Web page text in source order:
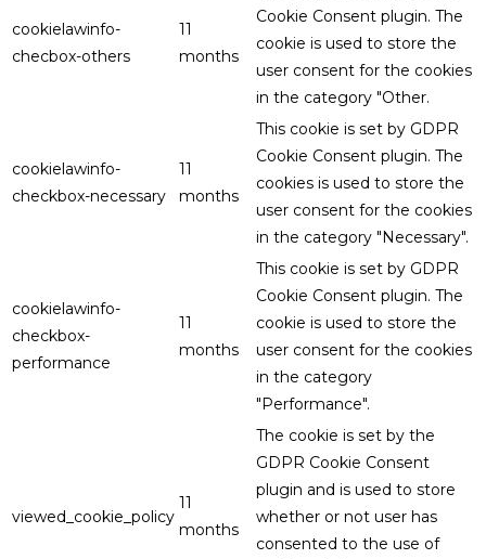
cookielawinfo-
checbox-others
11
months
Cookie Consent plugin. The
cookie is used to store the
user consent for the cookies
in the category "Other.
cookielawinfo-
checkbox-necessary
11
months
This cookie is set by GDPR
Cookie Consent plugin. The
cookies is used to store the
user consent for the cookies
in the category "Necessary".
cookielawinfo-
checkbox-
performance
11
months
This cookie is set by GDPR
Cookie Consent plugin. The
cookie is used to store the
user consent for the cookies
in the category
"Performance".
viewed_cookie_policy
11
months
The cookie is set by the
GDPR Cookie Consent
plugin and is used to store
whether or not user has
consented to the use of